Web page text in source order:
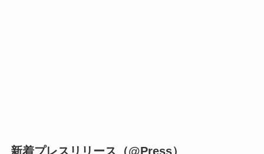
新着プレスリリース（@Press）